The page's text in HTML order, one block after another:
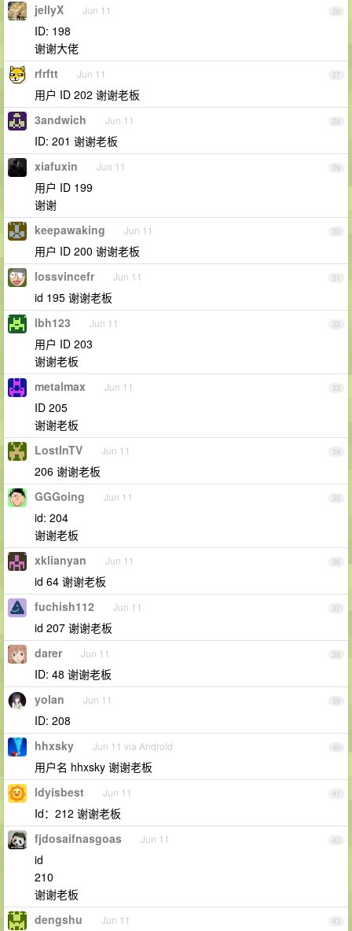
26
jellyX Jun 11
ID: 198
谢谢大佬
27
rfrftt Jun 11
用户 ID 202 谢谢老板
28
3andwich Jun 11
ID: 201 谢谢老板
29
xiafuxin Jun 11
用户 ID 199
谢谢
30
keepawaking Jun 11
用户 ID 200 谢谢老板
31
lossvincefr Jun 11
id 195 谢谢老板
32
lbh123 Jun 11
用户 ID 203
谢谢老板
33
metalmax Jun 11
ID 205
谢谢老板
34
LostInTV Jun 11
206 谢谢老板
35
GGGoing Jun 11
id: 204
谢谢老板
36
xklianyan Jun 11
id 64 谢谢老板
37
fuchish112 Jun 11
id 207 谢谢老板
38
darer Jun 11
ID: 48 谢谢老板
39
yolan Jun 11
ID: 208
40
hhxsky Jun 11 via Android
用户名 hhxsky 谢谢老板
41
ldyisbest Jun 11
Id：212 谢谢老板
42
fjdosaifnasgoas Jun 11
id
210
谢谢老板
43
dengshu Jun 11